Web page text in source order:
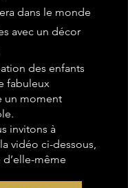
dans le monde
avec un décor
des enfants
fabuleux
un moment
invitons à
vidéo ci-dessous,
même